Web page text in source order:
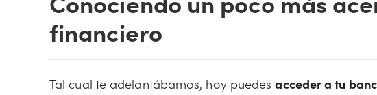
financiero
Tal cual te adelantábamos, hoy puedesacceder a tu